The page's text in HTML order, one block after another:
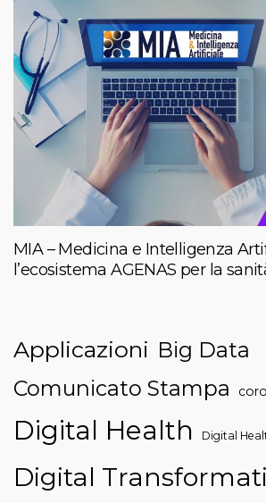
MIA – Medicina e Intelligenza
l’ecosistema AGENAS per la
Applicazioni Big Data
Comunicato Stampa
Digital Health Digital
Digital